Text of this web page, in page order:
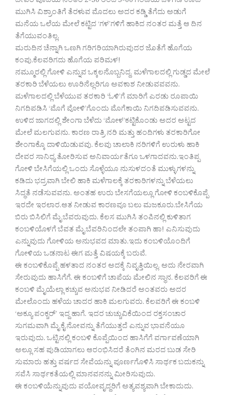
ಮುಗಿಸಿ ವಿಶ್ರಾಂತಿಗೆ ತೆರಳುವ ಮೊದಲು ಅದರ ಕಡ್ಡಿ ತೆಗೆದು ಅಡುಗೆ
ಮನೆಯ ಒಲೆಯ ಮೇಲೆ ಕಟ್ಟಿದ ‘ಗಳ’ಗಳಿಗೆ ಹಾಕಿದ ನಂತರ ಮತ್ತೆ ಆ ದಿನ
ತೆಗೆಯುವಂತಿಲ್ಲ.
ಮರುದಿನ ಚೆನ್ನಾಗಿ ಒಣಗಿ ಗರಿಗರಿಯಾಗಿರುವುದರ ಜೊತೆಗೆ ಹೊಗೆಯ
ಕಂಪು.ಕೆಲವರಿಗದು ಹೊಗೆಯ ಪರಿಮಳ!
ನಮ್ಮೂರಲ್ಲಿ ಗೋಳಿ ಎನ್ನುವ ಒಕ್ಕಲನೊಬ್ಬನಿದ್ದ. ಮಳೆಗಾಲದಲ್ಲಿ ಗುಡ್ಡದ ಮೇಲೆ
ತರಕಾರಿ ಬೆಳೆಯಲು ಊರಿನೆಲ್ಲರಿಗೂ ಅವಕಾಶ ನೀಡುವವವನು.
ಮಳೆಗಾಲದಲ್ಲಿ ಬೆಳೆಯುವ ತರಕಾರಿ ‘ಓಳಿ’ಗೆ ಮಾರಿಗೆ ಎರಡು ರೂಪಾಯಿ
ನಿಗದಿಪಡಿಸಿ ‘ಮೊಗೆ ವೋಳಿ’ಗೊಂದು‌ ಮೊಗೆಕಾಯಿ ನಿಗದಿಪಡಿಸುವವನು.
ಉಳಿದ ಜಾಗದಲ್ಲಿ ಶೇಂಗಾ ಬೆಳೆದು ‘ಮೋಳ’ಕಟ್ಟಿಕೊಂಡು ಅದರ ಅಟ್ಟದ
ಮೇಲೆ ಮಲಗುವನು. ಕಾರಣ ರಾತ್ರಿ ನರಿ ಮತ್ತು ಹಂದಿಗಳು ತರಕಾರಿಗೋ
ಶೇಂಗಾಕ್ಕೊ ದಾಳಿಯಿಡುವವು. ಕೆಲವು ಚಾಲಾಕಿ ನರಿಗಳಿಗೆ ಉರುಳು ಹಾಕಿ
ದೇವರ ಸಾನಿಧ್ಯ ತೋರಿಸುವ ಅನಿವಾರ್ಯತೆಗೂ ಒಳಗಾದವನು.ಇಂತಿಪ್ಪ
ಗೋಳಿ ಬೇಸಿಗೆಯಲ್ಲಿ ಒಂದು ಸೊಳ್ಳೆಯೂ ನುಸುಳದಂತೆ ಮುಳ್ಳುಗಳನ್ನು
ಕಡಿದು ಭದ್ರವಾಗಿ ಬೇಲಿ ಹಾಕಿ ಮಳೆಗಾಲಕ್ಕೆ ತರಕಾರಿಗಳನ್ನು ಬೆಳೆಯಲು
ಸಿದ್ಧತೆ ನಡೆಸುವವನು. ಅಂತಹ ಉರು ಬೇಸಗೆಯಲ್ಲೂ ಗೋಳಿ ಕಂಬಳಿಕೊಪ್ಪೆ
ಇರದೇ ಇರಲಾರ.ಆತ ನೀಡುವ ಕಾರಣವೂ ಬಲು ಮಜಕೂರು.ಬೇಸಿಗೆಯ
ಬಿರು ಬಿಸಿಲಿಗೆ ಮೈ ಬೆವರುವುದು. ಕೆಲಸ ಮುಗಿಸಿ ತಂಪಿನಲ್ಲಿ ಕುಳಿತಾಗ
ಕಂಬಳಿಯೊಳಗೆ ಬೆವತ ಮೈ ಬೆವರಿನಿಂದಲೇ ತಂಪಾಗಿ ಹಾ! ಎನಿಸುವುದು
ಎನ್ನುವುದು ಗೋಳಿಯ ಅನುಭವದ ಮಾತು.ಇದು ಕಂಬಳಿಯೊಂದಿಗೆ
ಗೋಳಿಯ ಒಡನಾಟ ಈಗ ಮತ್ತೆ ವಿಷಯಕ್ಕೆ ಬರುವೆ.
ಈ ಕಂಬಳಿಕೊಪ್ಪೆ ಹಳತಾದ ನಂತರ ಅದಕ್ಕೆ ನಿವೃತ್ತಿಯಿಲ್ಲ. ಅದು ನೇರವಾಗಿ
ಸೇರುವುದು ಹಾಸಿಗೆಗೆ. ಈ ಕಂಬಳಿಗೆ ಚಾಪೆಯ ಮೇಲಿನ ಸ್ಥಾನ. ಕೆಲವರಿಗೆ ಈ
ಕಂಬಳಿ ಮೈಯೆಲ್ಲಾ ಕಚ್ಚುವ ಅನುಭವ ನೀಡಿದರೆ ಅಂತವರು ಅದರ
ಮೇಲೊಂದು ಹಳೆಯ ಚಾದರ ಹಾಕಿ ಮಲಗುವರು. ಕೆಲವರಿಗೆ ಈ ಕಂಬಳಿ
‘ಅಕ್ಯೂ ಪಂಕ್ಚರ್’ ಇದ್ದ ಹಾಗೆ. ಇದರ ಚುಚ್ಚುವಿಕೆಯಿಂದ ರಕ್ತಸಂಚಾರ
ಸುಗಮವಾಗಿ‌ ಮೈ ಕೈ ನೋವನ್ನು ತೆಗೆಯುತ್ತದೆ ಎನ್ನುವ ಭಾವನೆಯೂ
ಇರುವುದು. ಒಟ್ಟಿನಲ್ಲಿ ಕಂಬಳಿ ಕೊಪ್ಪೆಯಿಂದ ಹಾಸಿಗೆಗೆ ವರ್ಗಾವಣೆಯಾಗಿ
ಅಲ್ಲೂ ಸಹ ಪುಡಿಯಾಗಲು ಆರಂಭಿಸಿದರೆ ತೆಂಗಿನ ಮರದ ಬುಡ ಸೇರಿ
ಸುಮಾರು ಹತ್ತು ವರ್ಷದ ಸೇವೆಯನ್ನು ಪೂರ್ಣಗೊಳಿಸಿ ಸಾರ್ಥಕ ಬದುಕನ್ನು
ಸವೆಸಿ ಸಾರ್ಥಕತೆಯಲ್ಲಿ ಮಾನವನನ್ನು ಮೀರಿಸುವುದು.
ಈ ಕಂಬಳಿಯೆನ್ನುವುದು ವಯೋವೃದ್ದರಿಗೆ ಅತ್ಯವಶ್ಯವಾಗಿ ಬೇಕಾದುದು.